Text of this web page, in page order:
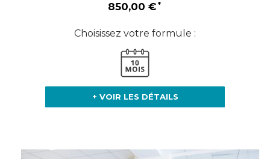
850,00 €
Choisissez votre formule :
+ VOIR LES DÉTAILS